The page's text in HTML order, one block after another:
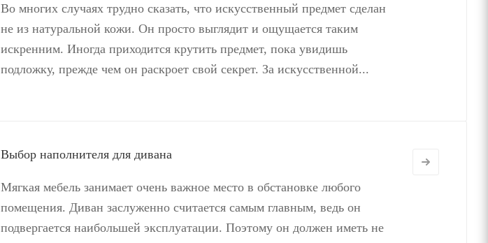
Во многих случаях трудно сказать, что искусственный предмет сделан
не из натуральной кожи. Он просто выглядит и ощущается таким
искренним. Иногда приходится крутить предмет, пока увидишь
подложку, прежде чем он раскроет свой секрет. За искусственной...
Выбор наполнителя для дивана
Мягкая мебель занимает очень важное место в обстановке любого
помещения. Диван заслуженно считается самым главным, ведь он
подвергается наибольшей эксплуатации. Поэтому он должен иметь не